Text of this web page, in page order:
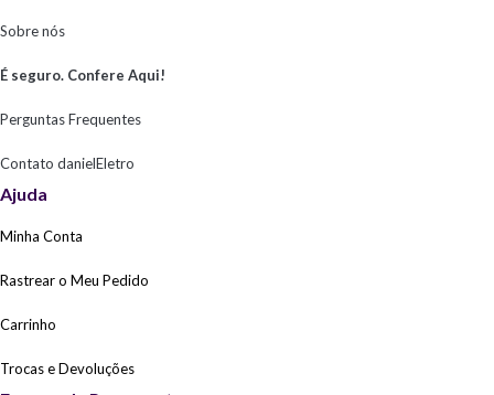
Sobre nós
É seguro. Confere Aqui!
Perguntas Frequentes
Contato danielEletro
Ajuda
Minha Conta
Rastrear o Meu Pedido
Carrinho
Trocas e Devoluções